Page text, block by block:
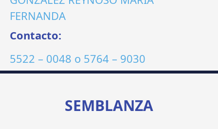
FERNANDA
Contacto:
5522 – 0048 o 5764 – 9030
SEMBLANZA